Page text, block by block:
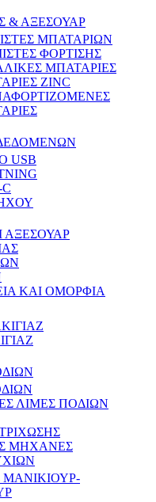
& ΑΞΕΣΟΥΑΡ
ΜΠΑΤΑΡΙΩΝ
ΦΟΡΤΙΣΗΣ
ΜΠΑΤΑΡΙΕΣ
ZINC
USB
ΑΞΕΣΟΥΑΡ
ΚΑΙ ΟΜΟΡΦΙΑ
ΛΙΜΕΣ ΠΟΔΙΩΝ
ΜΗΧΑΝΕΣ